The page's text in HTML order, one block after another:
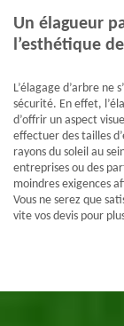
Un élagueur
l’esthétique
L’élagage d’arbre ne
sécurité. En effet,
d’offrir un aspect
effectuer des tailles
rayons du soleil au
entreprises ou des
moindres exigences
Vous ne serez que
vite vos devis pour